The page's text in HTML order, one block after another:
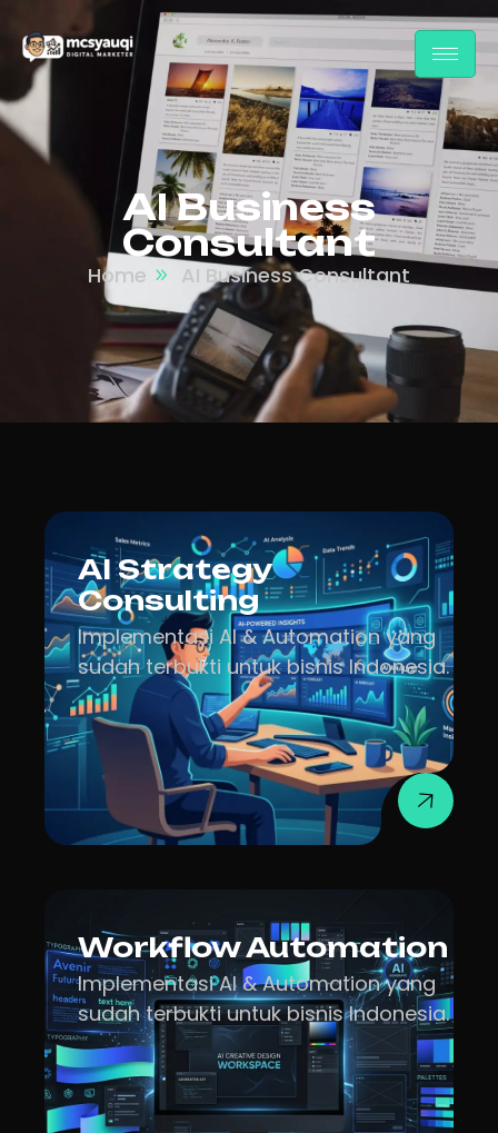
AI Business
Consultant
Home AI Business Consultant
AI Strategy
Consulting
Implementasi AI & Automation yang
sudah terbukti untuk bisnis Indonesia.
Workflow Automation
Implementasi AI & Automation yang
sudah terbukti untuk bisnis Indonesia.